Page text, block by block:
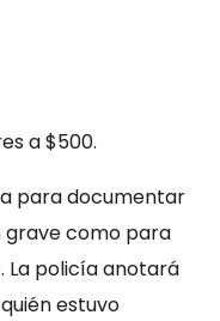
a $500.
para documentar
grave como para
La policía anotará
estuvo